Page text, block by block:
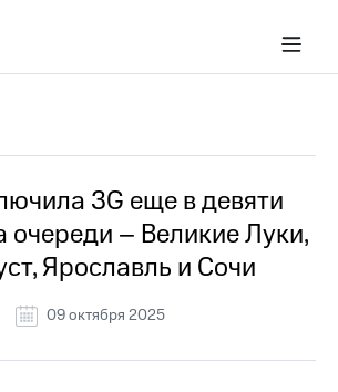
3G еще в девяти
очереди – Великие Луки,
Ярославль и Сочи
09 октября 2025